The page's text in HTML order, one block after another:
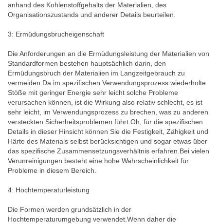
anhand des Kohlenstoffgehalts der Materialien, des
Organisationszustands und anderer Details beurteilen.
3: Ermüdungsbrucheigenschaft
Die Anforderungen an die Ermüdungsleistung der Materialien von
Standardformen bestehen hauptsächlich darin, den
Ermüdungsbruch der Materialien im Langzeitgebrauch zu
vermeiden.Da im spezifischen Verwendungsprozess wiederholte
Stöße mit geringer Energie sehr leicht solche Probleme
verursachen können, ist die Wirkung also relativ schlecht, es ist
sehr leicht, im Verwendungsprozess zu brechen, was zu anderen
versteckten Sicherheitsproblemen führt.Oh, für die spezifischen
Details in dieser Hinsicht können Sie die Festigkeit, Zähigkeit und
Härte des Materials selbst berücksichtigen und sogar etwas über
das spezifische Zusammensetzungsverhältnis erfahren.Bei vielen
Verunreinigungen besteht eine hohe Wahrscheinlichkeit für
Probleme in diesem Bereich.
4: Hochtemperaturleistung
Die Formen werden grundsätzlich in der
Hochtemperaturumgebung verwendet.Wenn daher die